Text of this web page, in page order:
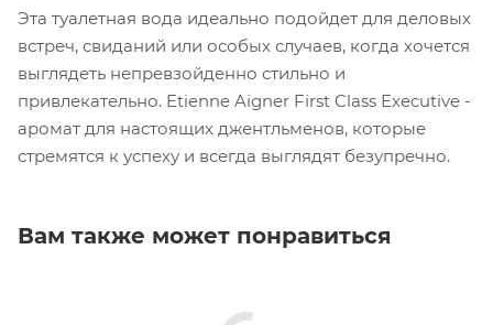
Эта туалетная вода идеально подойдет для деловых
встреч, свиданий или особых случаев, когда хочется
выглядеть непревзойденно стильно и
привлекательно. Etienne Aigner First Class Executive -
аромат для настоящих джентльменов, которые
стремятся к успеху и всегда выглядят безупречно.
Вам также может понравиться